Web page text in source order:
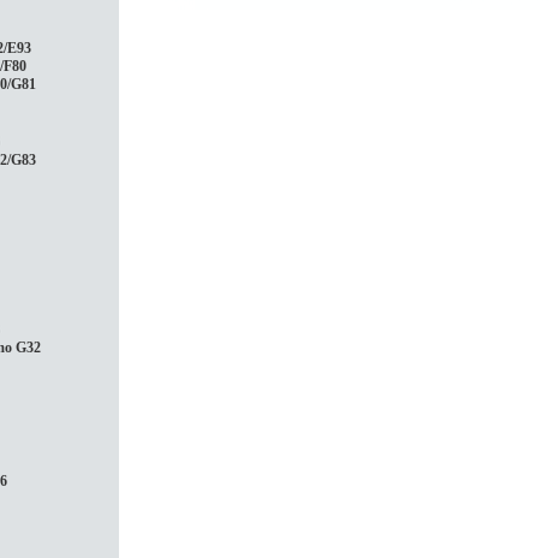
E93
F80
G81
G83
G32